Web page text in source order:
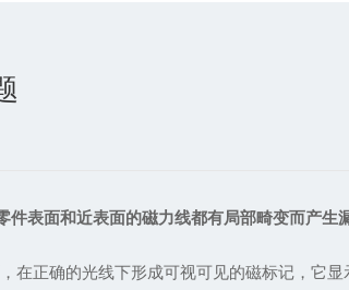
表面和近表面的磁力线都有局部畸变而产生
正确的光线下形成可视可见的磁标记，它显